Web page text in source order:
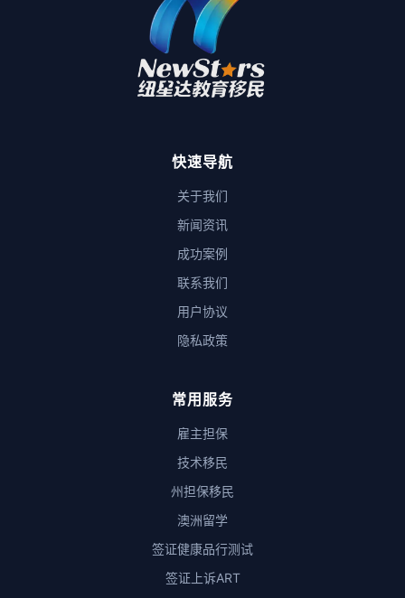
快速导航
关于我们
新闻资讯
成功案例
联系我们
用户协议
隐私政策
常用服务
雇主担保
技术移民
州担保移民
澳洲留学
签证健康品行测试
签证上诉ART